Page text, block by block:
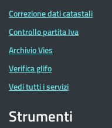
Correzione dati catastali
Controllo partita Iva
Archivio Vies
Verifica glifo
Vedi tutti i servizi
Strumenti